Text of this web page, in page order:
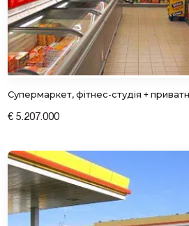
Супермаркет, фітнес-студія +
€ 5.207.000
Залишити